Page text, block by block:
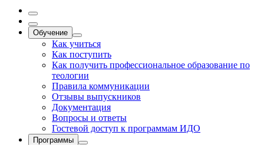
Обучение
Как учиться
Как поступить
Как получить профессиональное образование по
теологии
Правила коммуникации
Отзывы выпускников
Документация
Вопросы и ответы
Гостевой доступ к программам ИДО
Программы